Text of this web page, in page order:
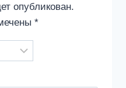
опубликован.
*